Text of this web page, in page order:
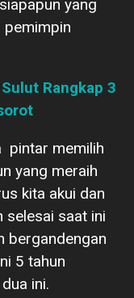
yang
pemimpin
Rangkap 3
pintar memilih
yang meraih
kita akui dan
selesai saat ini
bergandengan
5 tahun
ini.